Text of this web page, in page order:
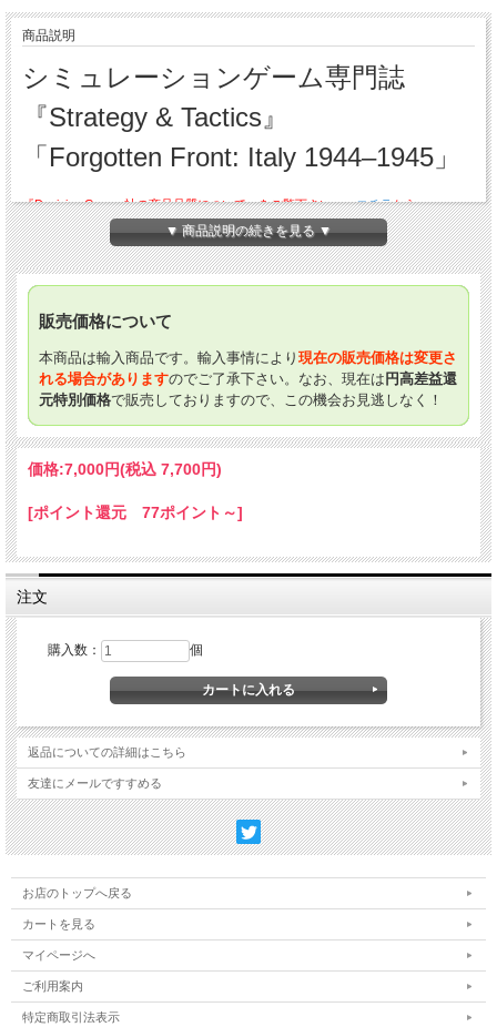
商品説明
シミュレーションゲーム専門誌
『Strategy & Tactics』
「Forgotten Front: Italy 1944–1945」
『Decision Games社の商品品質について』をご覧下さい。→コチラから
アナログゲームショップにDecision Gamesが発刊している『Strategy & Tactics』
が登場！
※本商品の付録ゲームには日本語ルール訳を付けて販売いたします。
〈収録ゲーム〉
『Forgotten Front: Italy 1944–1945』
『Forgotten Front: Italy 1944–1945』は、第二次世界大戦最後の年、イタリア戦
線における連合軍（イギリス連邦、アメリカ合衆国、 及びその同盟国）と枢軸国
（ドイツとイタリアのファシスト）の間の紛争シミュレーションです。このゲーム
は、オリーブ作戦（1944年8月）から 戦争終結の1945年5月まで続きます。このゲ
ームでは、連合軍プレイヤーは攻撃側であり、枢軸軍プレイヤーは連合軍を阻止し
ようとします。 枢軸軍プレイヤーは、連合軍の進撃を遅らせ、ドイツの戦争遂行
のためにできるだけ多くのリソースを集めなければなりません。 そのためリソー
が、リソースと航空戦力は連合軍側に有利であり、 戦線後方では枢軸軍に対する
収録記事（英語）：
●Forgotten Front: Italy, June1944- May 45
●17th Century Corporate Wars
▼ 商品説明の続きを見る ▼
販売価格について
本商品は輸入商品です。輸入事情により 現在の販売価格は変更さ
れる場合がありますのでご了承下さい。なお、現在は円高差益還
元特別価格で販売しておりますので、この機会お見逃しなく！
価格:7,000円(税込 7,700円)
[ポイント還元 77ポイント～]
注文
購入数： 個
返品についての詳細はこちら
友達にメールですすめる
お店のトップへ戻る
カートを見る
マイページへ
ご利用案内
特定商取引法表示